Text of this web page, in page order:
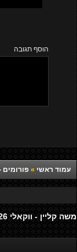
הוסף תגובה
עמוד ראשי » פורומים
משה קליין - ווקאלי 2026 מיני אלבום להורדה (חדש ובלעדי)